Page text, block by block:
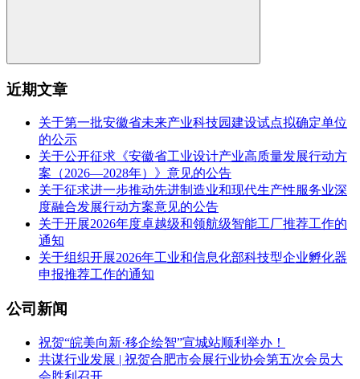
近期文章
关于第一批安徽省未来产业科技园建设试点拟确定单位
的公示
关于公开征求《安徽省工业设计产业高质量发展行动方
案（2026—2028年）》意见的公告
关于征求进一步推动先进制造业和现代生产性服务业深
度融合发展行动方案意见的公告
关于开展2026年度卓越级和领航级智能工厂推荐工作的
通知
关于组织开展2026年工业和信息化部科技型企业孵化器
申报推荐工作的通知
公司新闻
祝贺“皖美向新·移企绘智”宣城站顺利举办！
共谋行业发展 | 祝贺合肥市会展行业协会第五次会员大
会胜利召开